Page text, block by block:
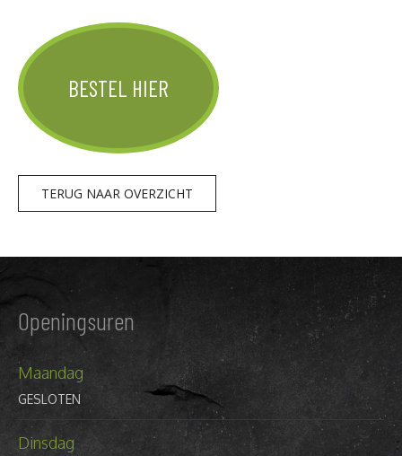
BESTEL HIER
TERUG NAAR OVERZICHT
Openingsuren
Maandag
GESLOTEN
Dinsdag